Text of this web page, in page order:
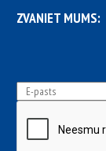
ZVANIET MUMS: